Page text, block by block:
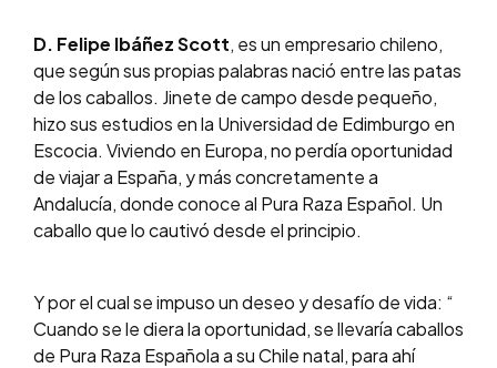
D. Felipe Ibáñez Scott, es un empresario chileno,
que según sus propias palabras nació entre las patas
de los caballos. Jinete de campo desde pequeño,
hizo sus estudios en la Universidad de Edimburgo en
Escocia. Viviendo en Europa, no perdía oportunidad
de viajar a España, y más concretamente a
Andalucía, donde conoce al Pura Raza Español. Un
caballo que lo cautivó desde el principio.
Y por el cual se impuso un deseo y desafío de vida: “
Cuando se le diera la oportunidad, se llevaría caballos
de Pura Raza Española a su Chile natal, para ahí